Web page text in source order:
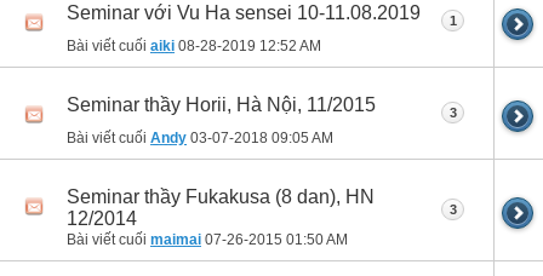
Seminar với Vu Ha sensei 10-11.08.2019
Bài viết cuối aiki 08-28-2019 12:52 AM
1
Seminar thầy Horii, Hà Nội, 11/2015
Bài viết cuối Andy 03-07-2018 09:05 AM
3
Seminar thầy Fukakusa (8 dan), HN
12/2014
Bài viết cuối maimai 07-26-2015 01:50 AM
3